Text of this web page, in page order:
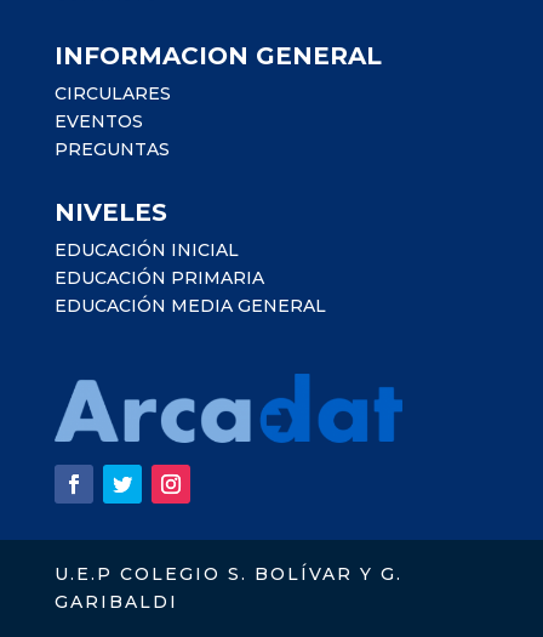
INFORMACION GENERAL
CIRCULARES
EVENTOS
PREGUNTAS
NIVELES
EDUCACIÓN INICIAL
EDUCACIÓN PRIMARIA
EDUCACIÓN MEDIA GENERAL
U.E.P COLEGIO S. BOLÍVAR Y G.
GARIBALDI